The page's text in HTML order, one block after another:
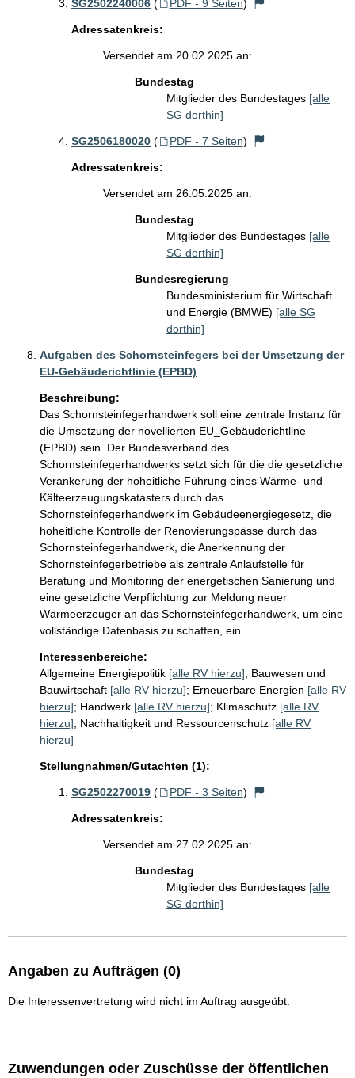
SG2502240006 ( PDF - 9 Seiten)
Adressatenkreis:
Versendet am 20.02.2025 an:
Bundestag
Mitglieder des Bundestages [alle
SG dorthin]
SG2506180020 ( PDF - 7 Seiten)
Adressatenkreis:
Versendet am 26.05.2025 an:
Bundestag
Mitglieder des Bundestages [alle
SG dorthin]
Bundesregierung
Bundesministerium für Wirtschaft
und Energie (BMWE) [alle SG
dorthin]
Aufgaben des Schornsteinfegers bei der Umsetzung der
EU-Gebäuderichtlinie (EPBD)
Beschreibung:
Das Schornsteinfegerhandwerk soll eine zentrale Instanz für
die Umsetzung der novellierten EU_Gebäuderichtline
(EPBD) sein. Der Bundesverband des
Schornsteinfegerhandwerks setzt sich für die die gesetzliche
Verankerung der hoheitliche Führung eines Wärme- und
Kälteerzeugungskatasters durch das
Schornsteinfegerhandwerk im Gebäudeenergiegesetz, die
hoheitliche Kontrolle der Renovierungspässe durch das
Schornsteinfegerhandwerk, die Anerkennung der
Schornsteinfegerbetriebe als zentrale Anlaufstelle für
Beratung und Monitoring der energetischen Sanierung und
eine gesetzliche Verpflichtung zur Meldung neuer
Wärmeerzeuger an das Schornsteinfegerhandwerk, um eine
vollständige Datenbasis zu schaffen, ein.
Interessenbereiche:
Allgemeine Energiepolitik [alle RV hierzu]; Bauwesen und
Bauwirtschaft [alle RV hierzu]; Erneuerbare Energien [alle RV
hierzu]; Handwerk [alle RV hierzu]; Klimaschutz [alle RV
hierzu]; Nachhaltigkeit und Ressourcenschutz [alle RV
hierzu]
Stellungnahmen/Gutachten (1):
SG2502270019 ( PDF - 3 Seiten)
Adressatenkreis:
Versendet am 27.02.2025 an:
Bundestag
Mitglieder des Bundestages [alle
SG dorthin]
Angaben zu Aufträgen (0)
Die Interessenvertretung wird nicht im Auftrag ausgeübt.
Zuwendungen oder Zuschüsse der öffentlichen